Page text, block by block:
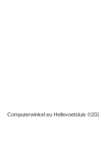
Computerwinkel.eu Hellevoetsluis